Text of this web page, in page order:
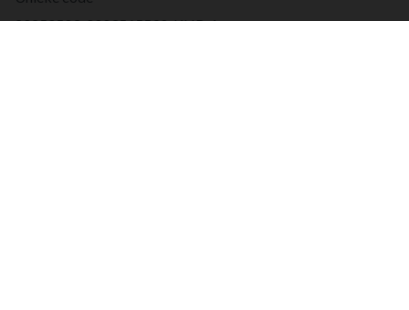
20250503-0003565590-KNR-1